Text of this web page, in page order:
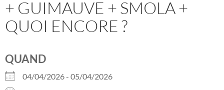
+ GUIMAUVE + SMOLA +
QUOI ENCORE ?
QUAND
04/04/2026 - 05/04/2026